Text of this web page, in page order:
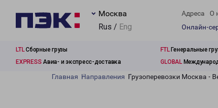
Москва
Rus / Eng
Адреса О
Онлайн-
LTLСборные грузы FTLГенеральные
EXPRESS Авиа- и экспресс-доставка GLOBAL
Главная Направления Грузоперевозки Москва -